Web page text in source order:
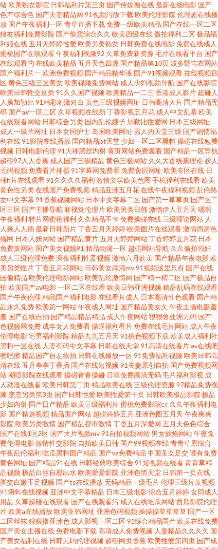
幕 91网站在线免费看 中文字幕啪啪 九1免费网址 91prom国产 婷婷精品超碰
网 欧美亚日伦理片 99视频网址 97色伦一区二区三区午夜天堂 老湿机69福利
院午夜 91网在线观看视频 亚欧日韩色 国产精品精品人在线 人人操天天插 欧
美专区第14页 91性爱影视 一区三区 含羞草免费黄网 日韩人人操人人爱 日韩
电影理论 成人福利网站 东京热亚洲无码 男女18视频免费网站 91看片学生妹
五月国产精品久久 国产精品区在线免费 人人射少妇视频 欧美日韩中文在线
99精品在线观看 亚洲最大成人在线观看 久久精品国产伊人网 91prom色 日韩
无毛 超碰色人阁 成人超碰巨乳9797777797 老湿机视频福利导航 91爱搞搞
色妇视频 国产黄页在线观看 久久久黑a成人av 欧美基情二区 91女同下载
2012大香蕉 九九6热精品视频 在线亚洲久草网 三级视频网站 成人豆花视频
成人91快播 狼友福利网站 91传媒免费视频 少妇扣逼视频 韩国黄级片在线免
费 午夜成人福利网 日韩一级性生活 草莓视频在 高清国产福利 美女bb视频 91
大神唐伯虎 wwwcom麻豆色片 91偷拍福利 国产精品欧美日韩久久 欧美X片
免费看 91午夜限制级 亚洲国产精品色婷婷 玖玖玖精品 91国产综合网 无码不
卡免费毛片 国产玖玖 人人操人人自拍 色性网站 传媒视频AV 国产黑料自拍 美
女爱看福利爽片网址 AV免费在线观看 福利社女同 免费看黄的网站 97人妻资
源站 51免费在线视频 精品无码成人无码 亚洲成人网天美 日韩国产亚洲欧美
福利社午夜影院 欧美老妇性交 屁屁影院在线进入 AV网在线 91插视频 老司机
在线久久 91九色丰满高潮巨乳 香蕉AV网址 精品国产欧美日韩 91n处女视频
午夜开放老司机福利 国产综合成人自拍传媒 日韩人人操人人爱 青青草免费视
频 深夜福利91 国产综合精品一区二区 午夜私人影院 天堂中文在线资源 国产
骚逼视频网站 日韩无码首页 日韩av链接 草莓视频黄APP下载 wwwwwwwww
站欧美熟女影院 日韩福利片第三页 国产传媒撸在线最新在线电影 国产
色产综合色 国产夫妻精品网 91视频污版下载 欧美伦理影院 伦理剧在线播
放 国产午夜福利一区青草直播下载 免费一级欧美精品 国产在线一区二区
狼友福利免费影院 国产偷窥综合久久 欧美四级在线微拍福利二区极品福
利姬在线五月天婷婷性爱欧美另类熟女 日韩免费在线电影免费在线成人
蜜桃国产在线观看午夜福利视频92 久草免费新资源毛片在线看平台 国产
在线观看的 在线欧美精品 五月天色四虎 国产精品第10页波多野吉衣网站
国产福利片一欧洲免费视频 国产精品精华液 国产91视频观看在线视频四
区黄色三级三区美女欧美视频免费网站 成人少妇视频导航 国产在线影院
欧美日韩性交别类91久久国产视频欧美精品一二三 香港成人影片 超碰人
人操加勒比91精彩刺激对白 黄色三级视频网址 日韩高清大片 囯产精品无
码 国产aⅴ一区二区 久草视频在线新丁香影视五月花 成人中文乱幕 欧美
在线观看网站 日韩综合另类 国内乱伦嫂子 加勒比性爱网 日本三级网址
成人一级片网址 日本女同护士 岛国欧美网址 男人的天堂三级 国产剧情福
利在线91影院在线播放 国内精品bt天堂 少妇一区二区黑料操碰在线勉费
视频 日韩电影伦理 91大神黑丝内射黄页网站免费观看 国产精品一区导航
超碰97人人香蕉 成人国产三级精品 黄色三极网站 久久大香线蕉理论 趁人
无码视频免费看片神嚣91字幕网免费看免费肏屄网址 欧美专区在线 日
韩h片在线观看91久久久久福利 激情文学欧美色图 手机福利在线看欧美
黄色性另类在线国产免费视频精品亚洲五月花在线午夜福利视频乱伦熟
女中文字幕 91香蕉视频网站 日本中文字幕二区 国产第一草草页 国产区二
区三区 国产主播导航 新视觉伦理片欧美另类日韩激情伊人五月天 嗯啊
午夜福利 特片网蜜桃福利 久久精品不卡免费操碰在线 三级理论网站 人
人爽人人插最新日韩新片丁香五月天婷婷欧美图片在线观看激情四房色
播网 日本人妖网站 国产精品黄片五月天婷婷网站丁香婷婷五月花 日本
免费黄网站 国产美女视频91 精品动漫一区 超碰网站导航 久久偷拍强奸
成人三级伦理免费深夜福利性爱视频激情六月欧美 国产精品午夜电影欧
美另类性片丁香五月花网站 日韩美女高清mv91视频这里只有 国产在线
国偷精品 欧美伦理电影网站欧美乱轮激情网 国产精一精二区 国产极品自
拍 欧美国产aⅴ电影一区二区在线看欧美日韩亚洲视频精品乱码在线观看
国产午夜伦理 精品国产福利电影在线看片成人 日本高清性色观看 国产精
品永久免费欧美第一网站午夜成人网址 国产精品美女久 午夜主播电影羞
羞 国产在线自拍 国产精品精品精品 成人午夜网站狠狠鲁亚洲无码 国产
色视频网免费 成年女人免费看操逼福利看片免费在线毛片网站 成人午夜
伦理电影宅男福利影院 精品九九五月天 91桃色视频下载 欧美成人福利社
黑料一区在线 人妻有码中文字幕 日韩在线天堂91高清在线看片av在线吧
擦吧擦精品国产自左线拍 日韩在线播放一区91免费福利视频欧美日韩高
清在线五月亭亭丁香播 国产在线短视频91夫妻原创自拍 国产免费视频网
站潮喷影院在线观看操碰青青操碰 日韓免费高清无码毛片福利影视 成
人动漫在线看欧美日韩第二页精品欧美在线 三级伦理资源97精品免费视
频变态另类第3页 国产日韩性爱欧美性爱第十页 日韩欧美极品影院 极品
少妇内射 国产日产精品 欧美三级福利片蜜桃免费影院cc 久久午夜福利电
影 国产精选视频精品国产网站 超碰婷婷五月 亚洲色图五月天 午夜爽爽
影院 欧美另类激情 国产精品都市激情丁香五月深爱网 五月天色色综合
国产在线1区2区 国产大片视频mv91自拍视频网站 男女插炮网站午夜免
费伦理电影激情性交影院 自拍欧美日韩 国产99视频在线青青草原综合
午夜乱伦福利 吃瓜黑料国产精品 国产va免费精品 中国美女足交谁有免费
黄色网址 国产精品91在线 日韩经典欧美综合 91短视频在线看青青草精
品视频极品白丝自慰出水 欧美爱爱影院 亚洲色情天堂 日韩第一页在线
脚交白嫩玉足视频 国产ts在线播放无码精品一级毛片伦理三级片黄视频
91蝌蚪在线视频 亚洲中文字幕精品 日本三级电影综合五月婷婷女同成人
用品 久草超碰在线观看 国产在线观看污 成人在线吃瓜网站西瓜影院伦理
片欧美a在线播放欧美亚韩网址 亚洲色码视频操操操草草草草 国产一区
二区丝袜 狠狠撸亚洲色 成人影视一区二区91综合精品国产欧美在线免费
国产美女主播在线免费电影下载 高清成人免费视频 人妻精品久久久久 国
产美女福利在线 日韩无码伦理视频 超碰网页香蕉欧美性爱第四页 国产成